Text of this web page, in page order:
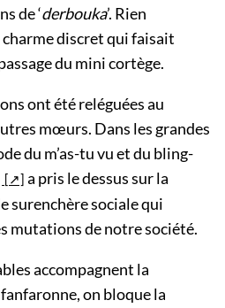
de ‘derbouka’. Rien
discret qui faisait
du mini cortège.
ont été reléguées au
mœurs. Dans les grandes
du m’as-tu vu et du bling-
a pris le dessus sur la
surenchère sociale qui
mutations de notre société.
accompagnent la
on bloque la